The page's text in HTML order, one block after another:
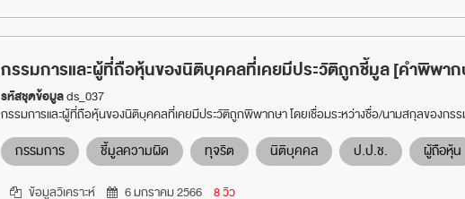
กรรมการและผู้ที่ถือหุ้นของนิติบุคคลที่เคยมีประวัติถูกชี้มูล [คำพิพา
รหัสชุดข้อมูลds_037
กรรมการและผู้ที่ถือหุ้นของนิติบุคคลที่เคยมีประวัติถูกพิพากษา โดยเชื่อมระหว่างชื่อ/นามสกุลของกร
กรรมการ ชี้มูลความผิด ทุจริต นิติบุคคล ป.ป.ช. ผู้ถือหุ้น
ข้อมูลวิเคราะห์ 6 มกราคม 2566 8 วิว